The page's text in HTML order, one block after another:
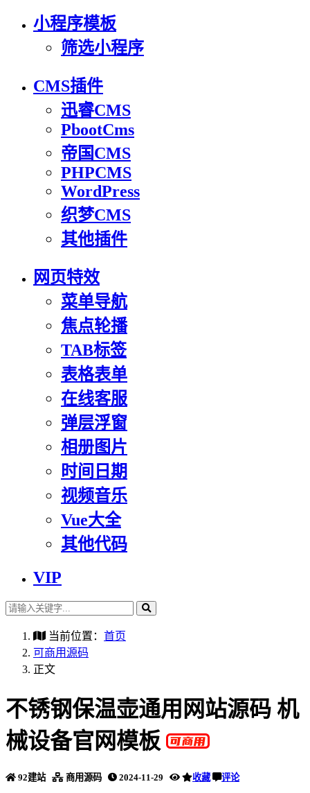
小程序模板
筛选小程序
CMS插件
迅睿CMS
PbootCms
帝国CMS
PHPCMS
WordPress
织梦CMS
其他插件
网页特效
菜单导航
焦点轮播
TAB标签
表格表单
在线客服
弹层浮窗
相册图片
时间日期
视频音乐
Vue大全
其他代码
VIP
当前位置： 首页
可商用源码
正文
不锈钢保温壶通用网站源码 机
械设备官网模板
92建站 商用源码 2024-11-29 收藏 评论